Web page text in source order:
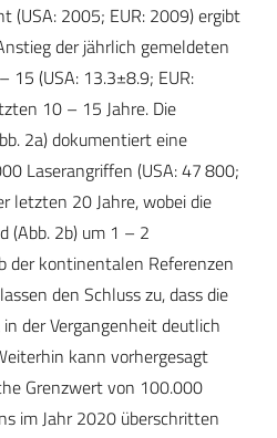
(USA: 2005; EUR: 2009) ergibt
der jährlich gemeldeten
15 (USA: 13.3±8.9; EUR:
10 – 15 Jahre. Die
2a) dokumentiert eine
Laserangriffen (USA: 47 800;
letzten 20 Jahre, wobei die
(Abb. 2b) um 1 – 2
der kontinentalen Referenzen
den Schluss zu, dass die
der Vergangenheit deutlich
kann vorhergesagt
Grenzwert von 100.000
im Jahr 2020 überschritten